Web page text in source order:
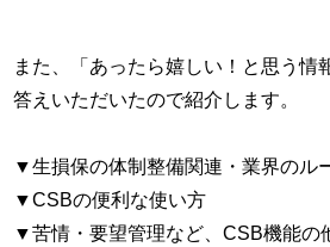
また、「あったら嬉しい！と思う情
答えいただいたので紹介します。
▼生損保の体制整備関連・業界のル
▼CSBの便利な使い方
▼苦情・要望管理など、CSB機能の